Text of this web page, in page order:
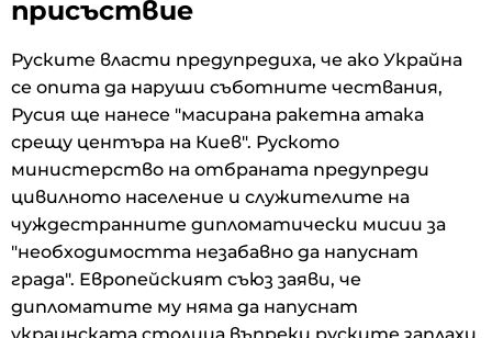
присъствие
Руските власти предупредиха, че ако Украйна
се опита да наруши съботните чествания,
Русия ще нанесе "масирана ракетна атака
срещу центъра на Киев". Руското
министерство на отбраната предупреди
цивилното население и служителите на
чуждестранните дипломатически мисии за
"необходимостта незабавно да напуснат
града". Европейският съюз заяви, че
дипломатите му няма да напуснат